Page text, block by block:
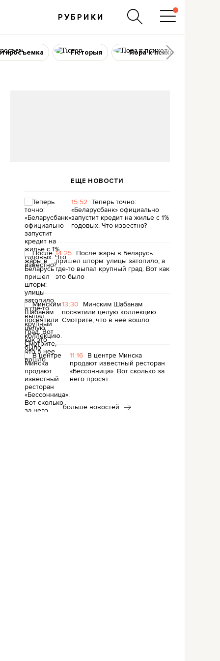
РУБРИКИ
Гісторыя Пора к психологу
ЕЩЕ НОВОСТИ
15:52 Теперь точно:
«Беларусбанк» официально
запустит кредит на жилье с 1%
годовых. Что известно?
14:25 После жары в Беларусь
пришел шторм: улицы затопило, а
где-то выпал крупный град. Вот как
это было
13:30 Минским Шабанам
посвятили целую коллекцию.
Смотрите, что в нее вошло
11:16 В центре Минска
продают известный ресторан
«Бессонница». Вот сколько за
него просят
больше новостей